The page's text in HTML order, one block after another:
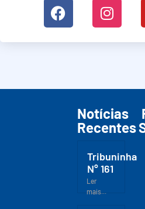
Notícias
Recentes
Tribuninha
N° 161
Ler
mais...